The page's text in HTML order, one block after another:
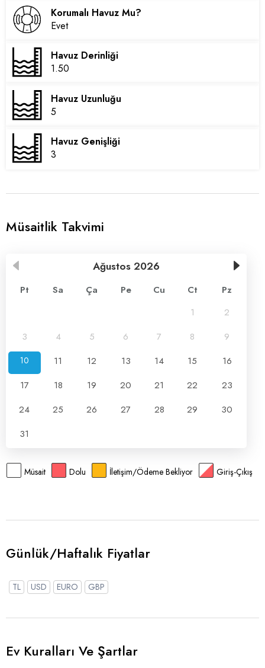
Korumalı Havuz Mu?
Evet
Havuz Derinliği
1.50
Havuz Uzunluğu
5
Havuz Genişliği
3
Müsaitlik Takvimi
Ağustos 2026
Pt Sa Ça Pe Cu Ct
Pz
1
2
3
4 5 6 7 8 9
10 11 12 13 14 15
16
17
18 19 20 21 22
23
24
25 26 27 28 29
30
31
Müsait Dolu İletişim/Ödeme Bekliyor Giriş-Çıkış
Günlük/Haftalık Fiyatlar
TL USD EURO GBP
Ev Kuralları Ve Şartlar